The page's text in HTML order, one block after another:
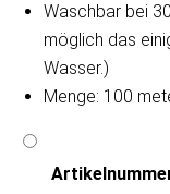
Waschbar bei
möglich das
Wasser.)
Menge: 100